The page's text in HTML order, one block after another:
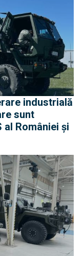
industrială
sunt
României și